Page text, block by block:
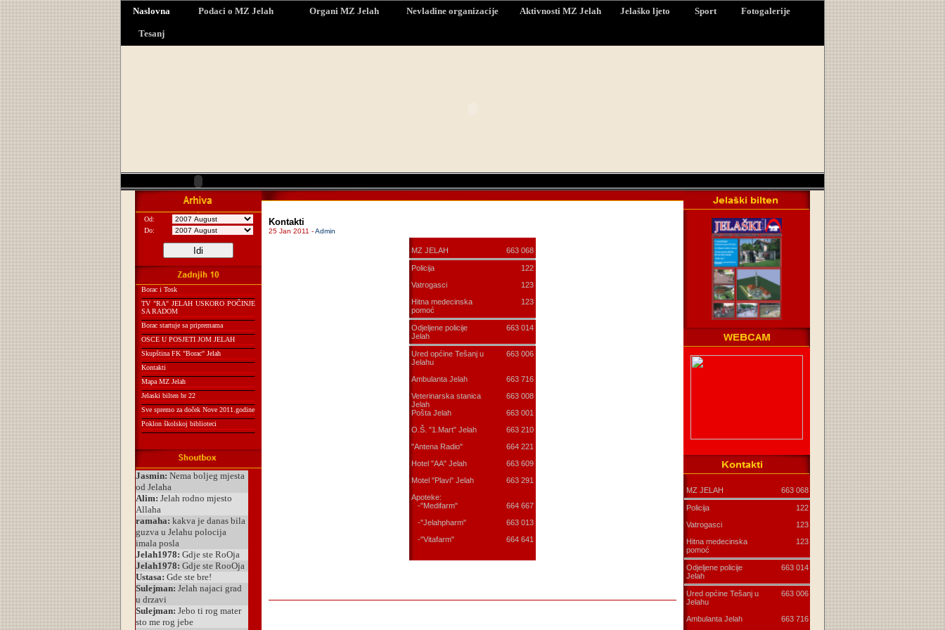
Naslovna Podaci o MZ Jelah Organi MZ Jelah Nevladine organizacije Aktivnosti MZ Jelah Jelaško ljeto Sport Fotogalerije
Tesanj
Od:
Do:
Borac i Tosk
TV "RA" JELAH USKORO POČINJE
SA RADOM
Borac startuje sa pripremama
OSCE U POSJETI JOM JELAH
Skupština FK "Borac" Jelah
Kontakti
Mapa MZ Jelah
Jelaski bilten br 22
Sve spremo za doček Nove 2011.godine
Poklon školskoj biblioteci
Kontakti
25 Jan 2011 -Admin
MZ JELAH 663 068
Policija
122
Vatrogasci
123
Hitna medecinska
pomoć
123
Odjeljene policije
Jelah
663 014
Ured općine Tešanj u
Jelahu
663 006
Ambulanta Jelah
663 716
Veterinarska stanica
Jelah
663 008
Pošta Jelah
663 001
O.Š. "1.Mart" Jelah
663 210
"Antena Radio"
664 221
Hotel "AA" Jelah
663 609
Motel "Plavi" Jelah
663 291
Apoteke:
-"Medifarm"
664 667
-"Jelahpharm"
663 013
-"Vitafarm"
664 641
MZ JELAH 663 068
Policija
122
Vatrogasci
123
Hitna medecinska
pomoć
123
Odjeljene policije
Jelah
663 014
Ured općine Tešanj u
Jelahu
663 006
Ambulanta Jelah 663 716